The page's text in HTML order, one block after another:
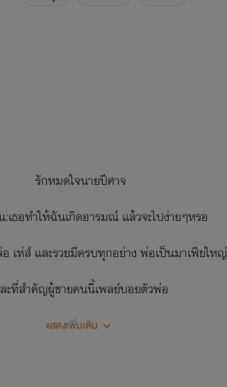
รักหมดใจนายปีศาจ
:เธอทำให้ฉันเกิดอารมณ์ เเล้วจะไปง่ายๆหรอ
เท่ส์ เเละรวยมีครบทุกอย่าง พ่อเป็นมาเฟียใหญ่
ละที่สำคัญผู้ชายคนนี้เพลย์บอยตัวพ่อ
แสดงเพิ่มเติม